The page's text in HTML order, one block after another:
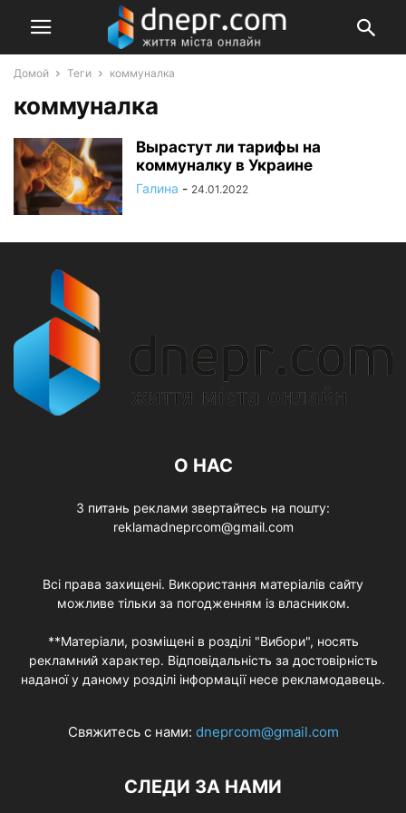
Домой Теги коммуналка
коммуналка
Вырастут ли тарифы на
коммуналку в Украине
Галина - 24.01.2022
О НАС
З питань реклами звертайтесь на пошту:
reklamadneprcom@gmail.com
Всі права захищені. Використання матеріалів сайту
можливе тільки за погодженням із власником.
**Матеріали, розміщені в розділі "Вибори", носять
рекламний характер. Відповідальність за достовірність
наданої у даному розділі інформації несе рекламодавець.
Свяжитесь с нами: dneprcom@gmail.com
СЛЕДИ ЗА НАМИ